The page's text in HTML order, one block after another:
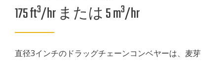
175 ft3/hr または 5 m3/hr
直径3インチのドラッグチェーンコンベヤーは、麦芽